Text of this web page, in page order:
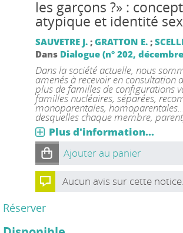
les garçons ?» :
atypique et identité
SAUVETRE J.; GRATTON E.;
Dans Dialogue (n° 202,
Dans la société actuelle, nous
amenés à recevoir en consultation
plus de familles de configurations
familles nucléaires, séparées,
monoparentales,
desquelles chaque membre,
Plus d'information...
Ajouter au panier
Aucun avis sur cette notice.
Réserver